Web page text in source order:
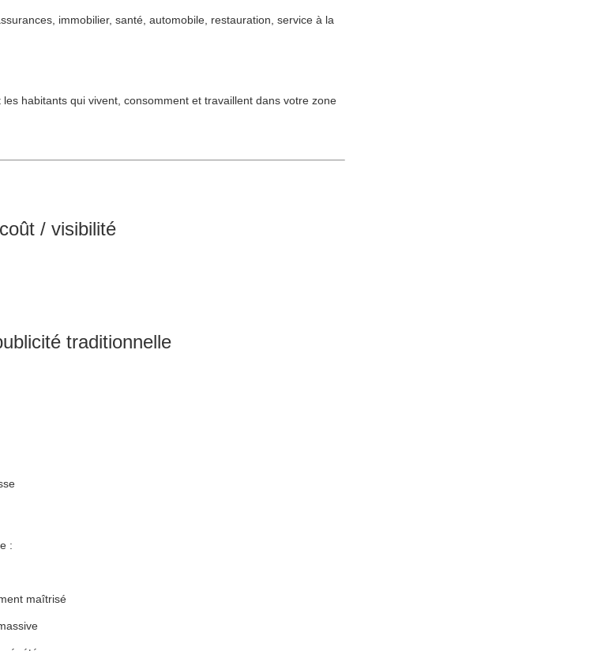
immobilier, santé, automobile, restauration, service à la
habitants qui vivent, consomment et travaillent dans votre zone
/ visibilité
traditionnelle
:
maîtrisé